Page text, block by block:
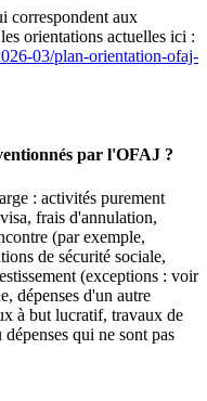
correspondent aux
orientations actuelles ici :
03/plan-orientation-ofaj-
par l'OFAJ ?
: activités purement
frais d'annulation,
(par exemple,
de sécurité sociale,
(exceptions : voir
dépenses d'un autre
à but lucratif, travaux de
qui ne sont pas